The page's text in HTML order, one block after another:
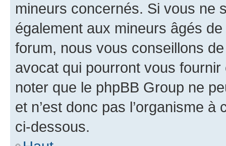
mineurs concernés. Si vous ne
également aux mineurs âgés
forum, nous vous conseillons
avocat qui pourront vous
noter que le phpBB Group ne
et n’est donc pas l’organisme
ci-dessous.